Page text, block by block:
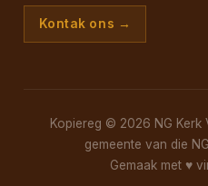
Kontak ons →
Kopiereg © 2026 NG
gemeente van die
Gemaak met ♥